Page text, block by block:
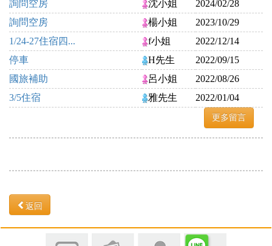
詢問空房
沈小姐
2024/02/28
詢問空房
楊小姐
2023/10/29
1/24-27住宿四...
f小姐
2022/12/14
停車
H先生
2022/09/15
國旅補助
呂小姐
2022/08/26
3/5住宿
雅先生 2022/01/04
更多留言
返回